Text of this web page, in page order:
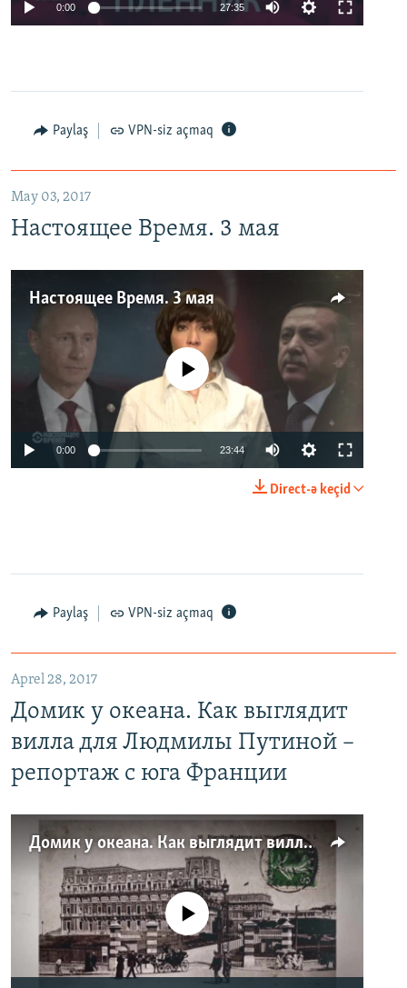
0:00 27:35
Paylaş VPN-siz açmaq
May 03, 2017
Настоящее Время. 3 мая
Настоящее Время. 3 мая
No media source currently available
0:00 23:44
Direct-ə keçid
Paylaş VPN-siz açmaq
Aprel 28, 2017
Домик у океана. Как выглядит
вилла для Людмилы Путиной –
репортаж с юга Франции
Домик у океана. Как выглядит вилла для Людмилы Путиной – репортаж с юга Франции
No media source currently available